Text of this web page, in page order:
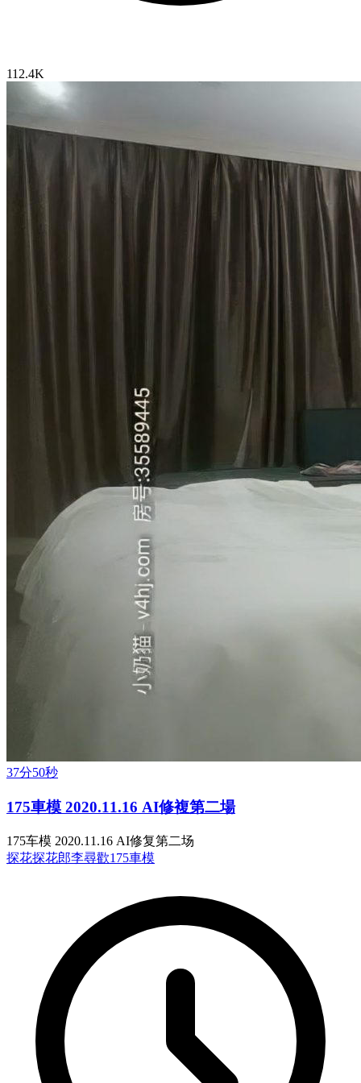
112.4K
37分50秒
175車模 2020.11.16 AI修複第二場
175车模 2020.11.16 AI修复第二场
探花探花郎李尋歡175車模